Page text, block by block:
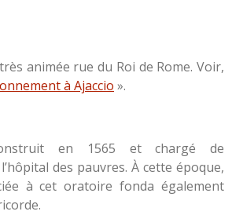
animée rue du Roi de Rome. Voir,
à Ajaccio ».
en 1565 et chargé de
des pauvres. À cette époque,
à cet oratoire fonda également